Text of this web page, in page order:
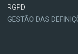
RGPD
GESTÃO DAS